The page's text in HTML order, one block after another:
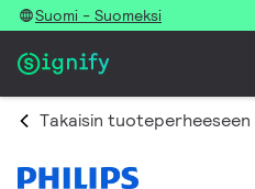
Suomi - Suomeksi
Takaisin tuoteperheeseen